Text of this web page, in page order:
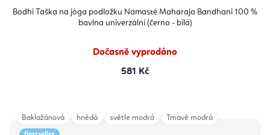
Bodhi Taška na jóga podložku Namasté Maharaja Bandhani 100 %
bavlna univerzální (černo - bílá)
Dočasně vyprodáno
581 Kč
Baklažánová hnědá světle modrá Tmavě modrá